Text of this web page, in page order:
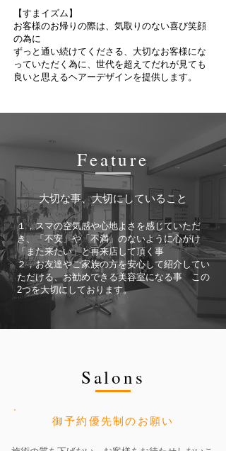
【すまイズム】
お客様のお帰りの際は、気取りのない喜び笑顔
の為に
ずっと通い続けてくださる、大切なお客様にな
っていただく為に、世代を超えてだれが見ても
良いと思えるヘアーデザインを提供します。
Feature
大切な事、大切にしていること
１，スマの空気感や心地よさを感じていただ
き、「不安」や「不満」のないように心がけ
「また来たい」と再来店して頂く事
２，お友達やご家族の方を安心して紹介してい
ただける、お勧めできる美容室になる事 この
2つを大切にしております。
Salons
御予約優先制のお願い